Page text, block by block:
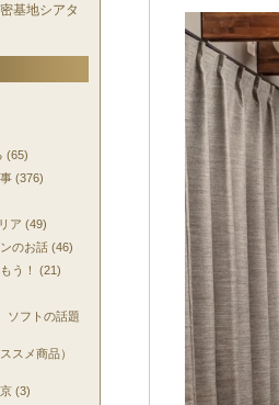
基地シアタ
(65)
(376)
ア (49)
のお話 (46)
う！ (21)
ソフトの話題
スメ商品）
(3)